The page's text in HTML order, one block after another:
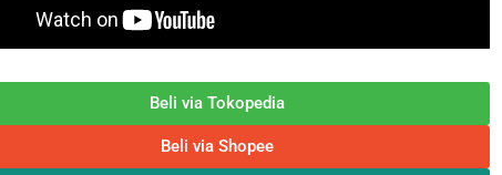
Beli via Tokopedia
Beli via Shopee